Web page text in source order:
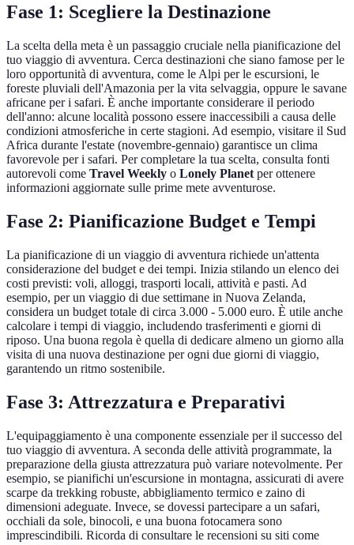
Fase 1: Scegliere la Destinazione
La scelta della meta è un passaggio cruciale nella pianificazione del
tuo viaggio di avventura. Cerca destinazioni che siano famose per le
loro opportunità di avventura, come le Alpi per le escursioni, le
foreste pluviali dell'Amazonia per la vita selvaggia, oppure le savane
africane per i safari. È anche importante considerare il periodo
dell'anno: alcune località possono essere inaccessibili a causa delle
condizioni atmosferiche in certe stagioni. Ad esempio, visitare il Sud
Africa durante l'estate (novembre-gennaio) garantisce un clima
favorevole per i safari. Per completare la tua scelta, consulta fonti
autorevoli come Travel Weekly o Lonely Planet per ottenere
informazioni aggiornate sulle prime mete avventurose.
Fase 2: Pianificazione Budget e Tempi
La pianificazione di un viaggio di avventura richiede un'attenta
considerazione del budget e dei tempi. Inizia stilando un elenco dei
costi previsti: voli, alloggi, trasporti locali, attività e pasti. Ad
esempio, per un viaggio di due settimane in Nuova Zelanda,
considera un budget totale di circa 3.000 - 5.000 euro. È utile anche
calcolare i tempi di viaggio, includendo trasferimenti e giorni di
riposo. Una buona regola è quella di dedicare almeno un giorno alla
visita di una nuova destinazione per ogni due giorni di viaggio,
garantendo un ritmo sostenibile.
Fase 3: Attrezzatura e Preparativi
L'equipaggiamento è una componente essenziale per il successo del
tuo viaggio di avventura. A seconda delle attività programmate, la
preparazione della giusta attrezzatura può variare notevolmente. Per
esempio, se pianifichi un'escursione in montagna, assicurati di avere
scarpe da trekking robuste, abbigliamento termico e zaino di
dimensioni adeguate. Invece, se dovessi partecipare a un safari,
occhiali da sole, binocoli, e una buona fotocamera sono
imprescindibili. Ricorda di consultare le recensioni su siti come